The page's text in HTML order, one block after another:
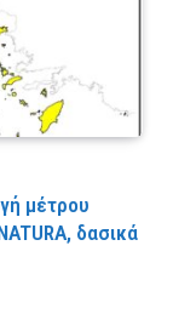
μέτρου
δασικά